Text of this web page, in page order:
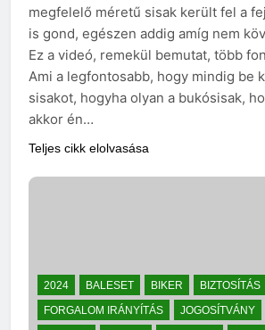
megfelelő méretű sisak került fel a
is gond, egészen addig amíg nem
Ez a videó, remekül bemutat, több
Ami a legfontosabb, hogy mindig be
sisakot, hogyha olyan a bukósisak,
akkor én…
Teljes cikk elolvasása
2024 BALESET BIKER
BIZTOSÍTÁS
FORGALOM IRÁNYÍTÁS
JOGOSÍTVÁNY